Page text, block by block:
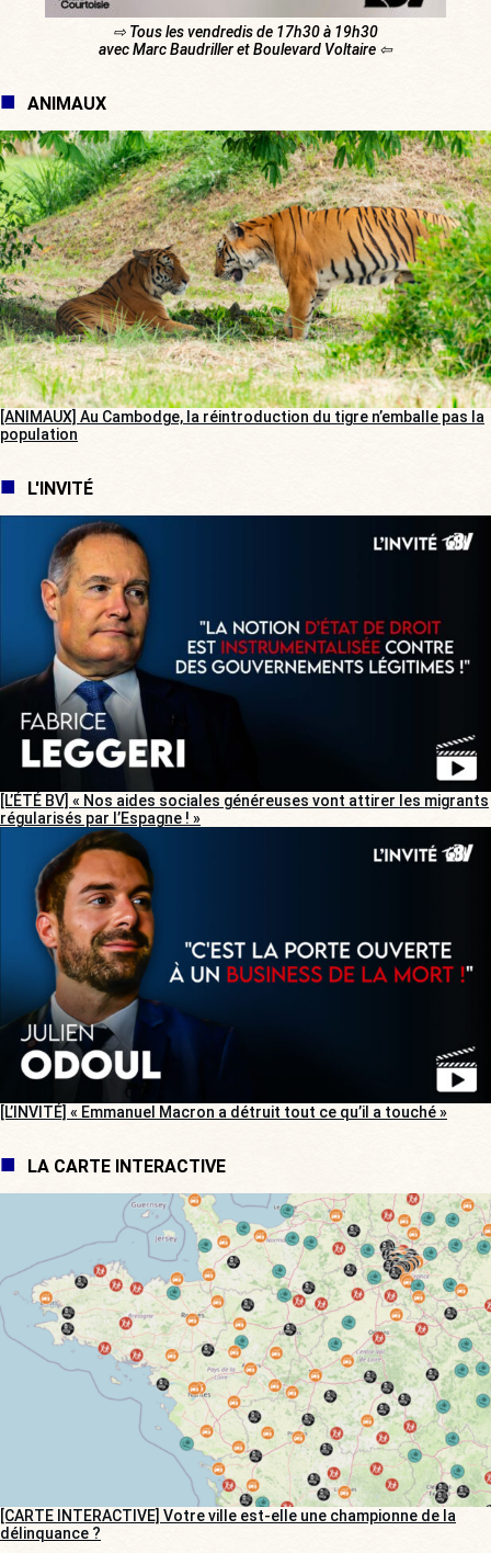
⇨ Tous les vendredis de 17h30 à 19h30
avec Marc Baudriller et Boulevard Voltaire ⇦
ANIMAUX
[ANIMAUX] Au Cambodge, la réintroduction du tigre n’emballe pas la
population
L'INVITÉ
[L’ÉTÉ BV] « Nos aides sociales généreuses vont attirer les migrants
régularisés par l’Espagne ! »
[L’INVITÉ] « Emmanuel Macron a détruit tout ce qu’il a touché »
LA CARTE INTERACTIVE
[CARTE INTERACTIVE] Votre ville est-elle une championne de la
délinquance ?